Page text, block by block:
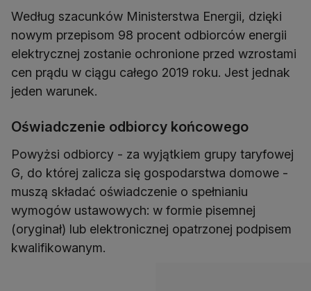
Według szacunków Ministerstwa Energii, dzięki
nowym przepisom 98 procent odbiorców energii
elektrycznej zostanie ochronione przed wzrostami
cen prądu w ciągu całego 2019 roku. Jest jednak
jeden warunek.
Oświadczenie odbiorcy końcowego
Powyżsi odbiorcy - za wyjątkiem grupy taryfowej
G, do której zalicza się gospodarstwa domowe -
muszą składać oświadczenie o spełnianiu
wymogów ustawowych: w formie pisemnej
(oryginał) lub elektronicznej opatrzonej podpisem
kwalifikowanym.